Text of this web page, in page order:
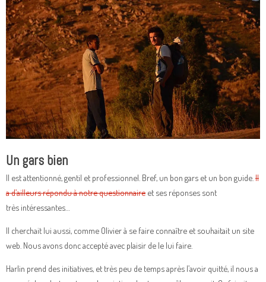
Un gars bien
Il est attentionné, gentil et professionnel. Bref, un bon gars et un bon guide. Il
a d’ailleurs répondu à notre questionnaire et ses réponses sont
très intéressantes…
Il cherchait lui aussi, comme Olivier à se faire connaître et souhaitait un site
web. Nous avons donc accepté avec plaisir de le lui faire.
Harlin prend des initiatives, et très peu de temps après l’avoir quitté, il nous a